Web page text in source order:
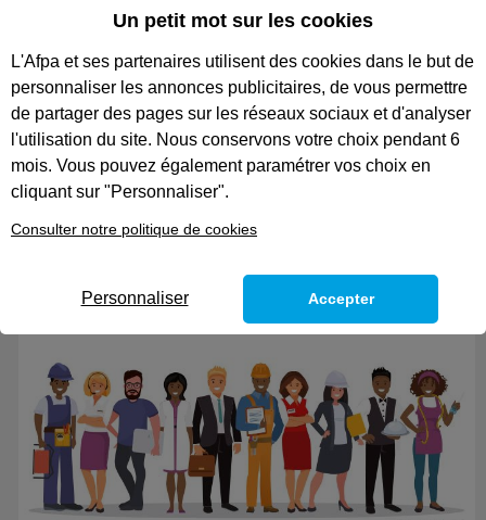
CODES
RENFORCER SON
EMPLOYABILITÉ, TRANSFÉRER
SES COMPÉTENCES ET SON
EXPÉRIENCE VERS LES
MÉTIERS DU BÂTIMENT
Un petit mot sur les cookies
L'Afpa et ses partenaires utilisent des cookies dans le but de
personnaliser les annonces publicitaires, de vous permettre
de partager des pages sur les réseaux sociaux et d'analyser
l'utilisation du site. Nous conservons votre choix pendant 6
mois. Vous pouvez également paramétrer vos choix en
cliquant sur "Personnaliser".
Consulter notre politique de cookies
Personnaliser Accepter